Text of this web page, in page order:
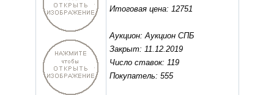
Итоговая цена: 12751
Аукцион: Аукцион СПБ
Закрыт: 11.12.2019
Число ставок: 119
Покупатель: 555